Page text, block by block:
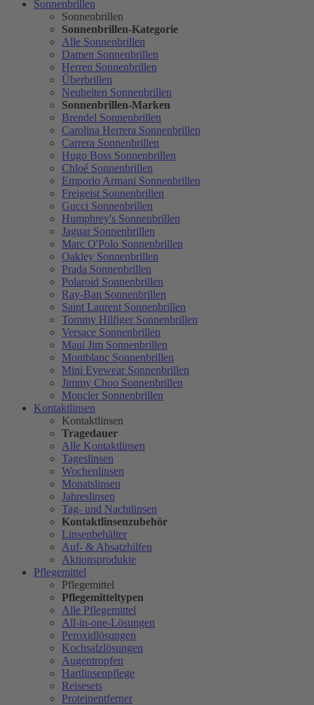
Sonnenbrillen
Sonnenbrillen
Sonnenbrillen-Kategorie
Alle Sonnenbrillen
Damen Sonnenbrillen
Herren Sonnenbrillen
Überbrillen
Neuheiten Sonnenbrillen
Sonnenbrillen-Marken
Brendel Sonnenbrillen
Carolina Herrera Sonnenbrillen
Carrera Sonnenbrillen
Hugo Boss Sonnenbrillen
Chloé Sonnenbrillen
Emporio Armani Sonnenbrillen
Freigeist Sonnenbrillen
Gucci Sonnenbrillen
Humphrey's Sonnenbrillen
Jaguar Sonnenbrillen
Marc O'Polo Sonnenbrillen
Oakley Sonnenbrillen
Prada Sonnenbrillen
Polaroid Sonnenbrillen
Ray-Ban Sonnenbrillen
Saint Laurent Sonnenbrillen
Tommy Hilfiger Sonnenbrillen
Versace Sonnenbrillen
Maui Jim Sonnenbrillen
Montblanc Sonnenbrillen
Mini Eyewear Sonnenbrillen
Jimmy Choo Sonnenbrillen
Moncler Sonnenbrillen
Kontaktlinsen
Kontaktlinsen
Tragedauer
Alle Kontaktlinsen
Tageslinsen
Wochenlinsen
Monatslinsen
Jahreslinsen
Tag- und Nachtlinsen
Kontaktlinsenzubehör
Linsenbehälter
Auf- & Absatzhilfen
Aktionsprodukte
Pflegemittel
Pflegemittel
Pflegemitteltypen
Alle Pflegemittel
All-in-one-Lösungen
Peroxidlösungen
Kochsalzlösungen
Augentropfen
Hartlinsenpflege
Reisesets
Proteinentferner